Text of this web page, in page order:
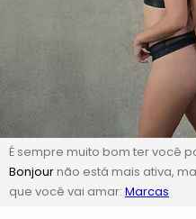
É sempre muito bom ter você
Bonjournão está mais ativa,
que você vai amar: Marcas